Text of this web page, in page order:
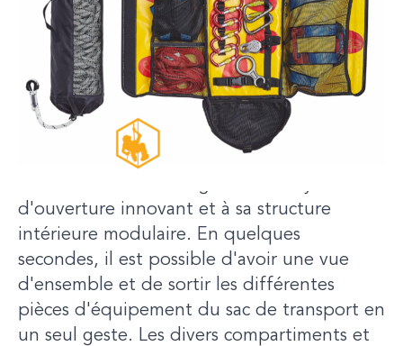
Evo, 45 litres
Le sac de transport robuste Cross Evo de
COURANT est idéal pour transporter un
grand nombre d'équipements de sauvetage
d'ouverture innovant et à sa structure
intérieure modulaire. En quelques
secondes, il est possible d'avoir une vue
d'ensemble et de sortir les différentes
pièces d'équipement du sac de transport en
un seul geste. Les divers compartiments et